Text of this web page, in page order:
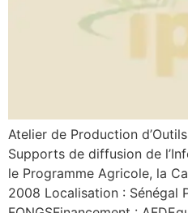
Atelier de Production
Supports de diffusion de
le Programme Agricole, la
2008 Localisation : Sénégal